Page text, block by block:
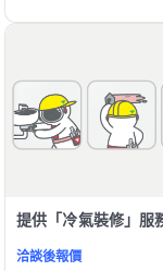
提供「冷氣裝修」服
洽談後報價